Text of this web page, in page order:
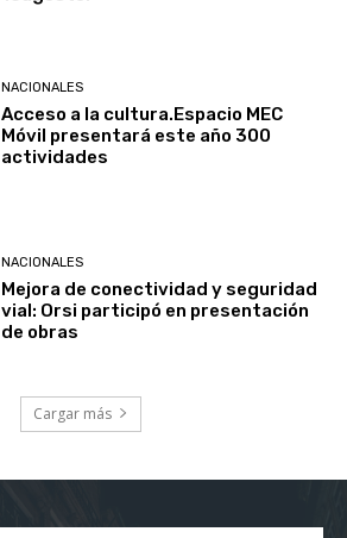
NACIONALES
Acceso a la cultura.Espacio MEC
Móvil presentará este año 300
actividades
NACIONALES
Mejora de conectividad y seguridad
vial: Orsi participó en presentación
de obras
Cargar más